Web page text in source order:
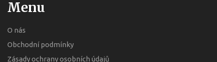
Menu
O nás
Obchodní podmínky
Zásady ochrany osobních údajů